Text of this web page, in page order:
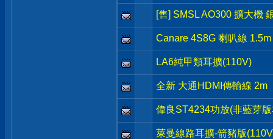
[售] SMSL AO300 擴大機
Canare 4S8G 喇叭線 1.5m
LA6純甲類耳擴(110V)
全新 大通HDMI傳輸線 2m
偉良ST4234功放(非藍芽
萊曼線路耳擴-箭豬版